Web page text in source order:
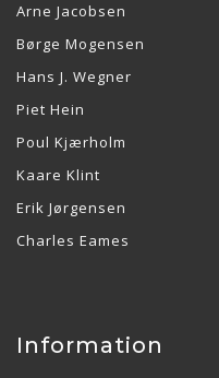
Arne Jacobsen
Børge Mogensen
Hans J. Wegner
Piet Hein
Poul Kjærholm
Kaare Klint
Erik Jørgensen
Charles Eames
Information